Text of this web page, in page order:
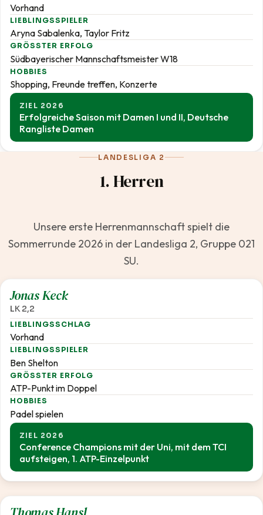
Vorhand
LIEBLINGSSPIELER
Aryna Sabalenka, Taylor Fritz
GRÖSSTER ERFOLG
Südbayerischer Mannschaftsmeister W18
HOBBIES
Shopping, Freunde treffen, Konzerte
ZIEL 2026
Erfolgreiche Saison mit Damen I und II, Deutsche
Rangliste Damen
LANDESLIGA 2
1. Herren
Unsere erste Herrenmannschaft spielt die
Sommerrunde 2026 in der Landesliga 2, Gruppe 021
SU.
Jonas Keck
LK 2,2
LIEBLINGSSCHLAG
Vorhand
LIEBLINGSSPIELER
Ben Shelton
GRÖSSTER ERFOLG
ATP-Punkt im Doppel
HOBBIES
Padel spielen
ZIEL 2026
Conference Champions mit der Uni, mit dem TCI
aufsteigen, 1. ATP-Einzelpunkt